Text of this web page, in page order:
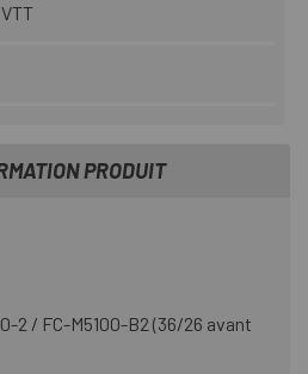
VTT
PRODUIT
2 / FC-M5100-B2 (36/26 avant